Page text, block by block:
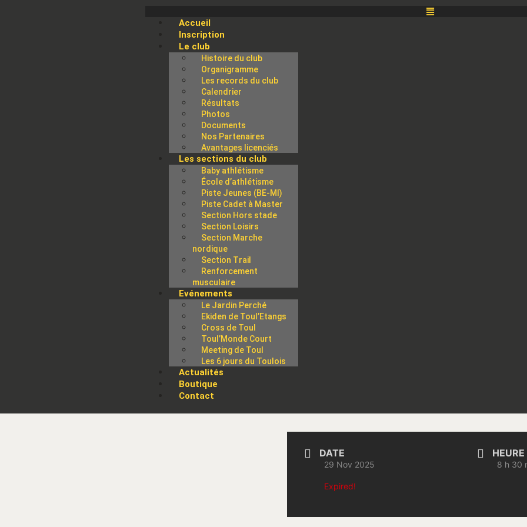
Accueil
Inscription
Le club
Histoire du club
Organigramme
Les records du club
Calendrier
Résultats
Photos
Documents
Nos Partenaires
Avantages licenciés
Les sections du club
Baby athlétisme
École d’athlétisme
Piste Jeunes (BE-MI)
Piste Cadet à Master
Section Hors stade
Section Loisirs
Section Marche
nordique
Section Trail
Renforcement
musculaire
Evénements
Le Jardin Perché
Ekiden de Toul’Etangs
Cross de Toul
Toul’Monde Court
Meeting de Toul
Les 6 jours du Toulois
Actualités
Boutique
Contact
DATE
29 Nov 2025
Expired!
HEURE
8 h 30